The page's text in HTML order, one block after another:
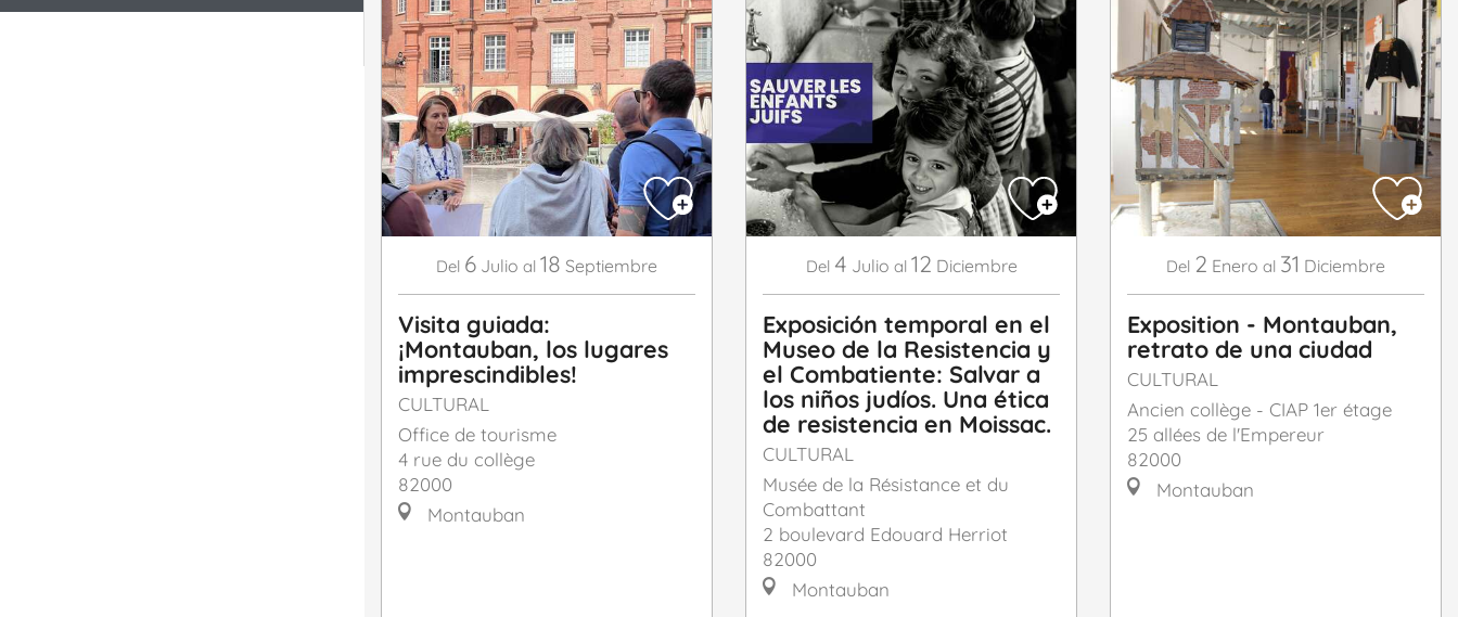
Del 6 Julio al 18 Septiembre
Visita guiada:
¡Montauban, los lugares
imprescindibles!
CULTURAL
Office de tourisme
4 rue du collège
82000
Montauban
Del 4 Julio al 12 Diciembre
Exposición temporal en el
Museo de la Resistencia y
el Combatiente: Salvar a
los niños judíos. Una ética
de resistencia en Moissac.
CULTURAL
Musée de la Résistance et du
Combattant
2 boulevard Edouard Herriot
82000
Montauban
Del 2 Enero al 31 Diciembre
Exposition - Montauban,
retrato de una ciudad
CULTURAL
Ancien collège - CIAP 1er étage
25 allées de l'Empereur
82000
Montauban